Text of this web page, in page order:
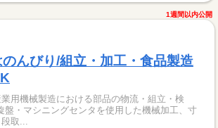
1週間以内公開
んびり/組立・加工・食品製造
業用機械製造における部品の物流・組立・検
盤・マシニングセンタを使用した機械加工、寸
取...